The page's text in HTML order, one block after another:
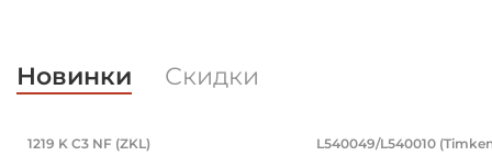
Новинки Скидки
Подшипник 95х170х32 мм,
1219 K C3 NF (ZKL) Подшипник
L540049/L540010